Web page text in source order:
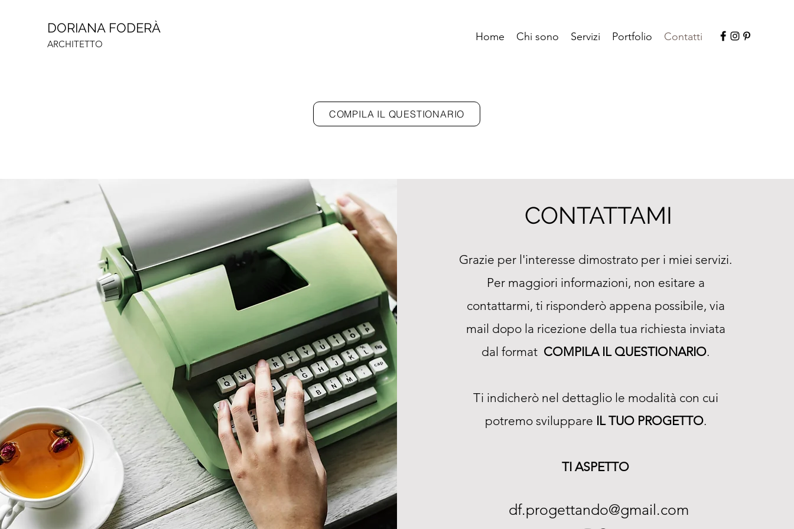
DORIANA FODERÀ
ARCHITETTO
Home Chi sono Servizi Portfolio Contatti
COMPILA IL QUESTIONARIO
CONTATTAMI
Grazie per l'interesse dimostrato per i miei servizi.
Per maggiori informazioni, non esitare a
contattarmi, ti risponderò appena possibile, via
mail dopo la ricezione della tua richiesta inviata
dal format COMPILA IL QUESTIONARIO.
Ti indicherò nel dettaglio le modalità con cui
potremo sviluppare IL TUO PROGETTO.
TI ASPETTO
df.progettando@gmail.com